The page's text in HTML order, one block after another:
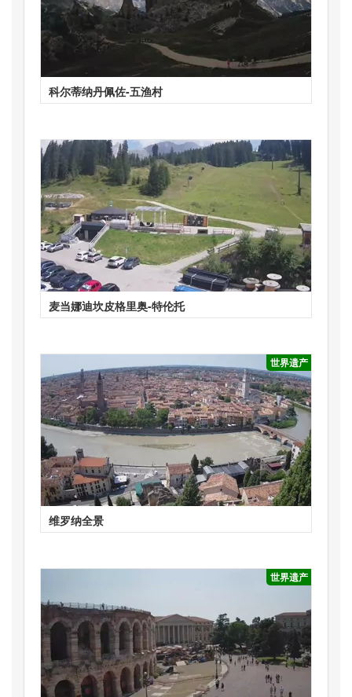
科尔蒂纳丹佩佐-五渔村
麦当娜迪坎皮格里奥-特伦托
世界遗产
维罗纳全景
世界遗产